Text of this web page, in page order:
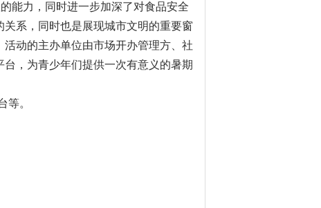
能力，同时进一步加深了对食品安全
系，同时也是展现城市文明的重要窗
动的主办单位由市场开办管理方、社
，为青少年们提供一次有意义的暑期
。